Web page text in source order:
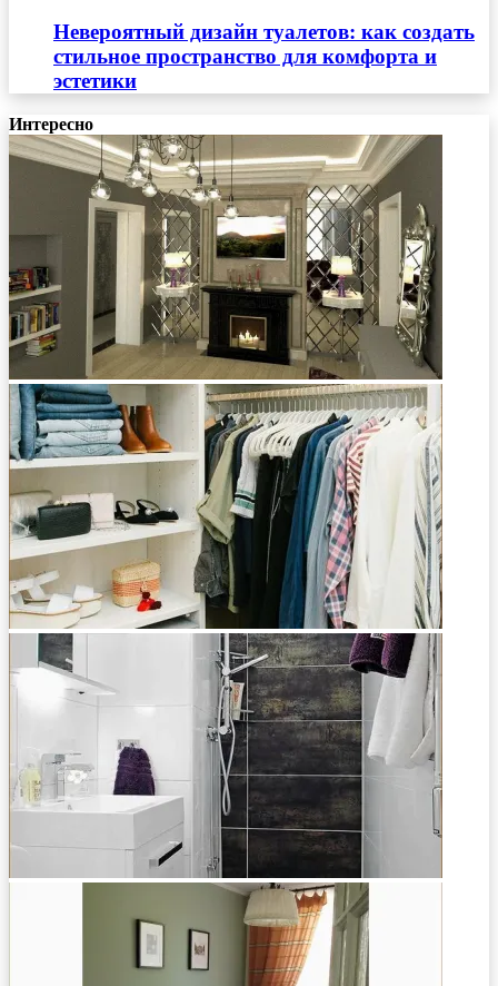
Невероятный дизайн туалетов: как создать
стильное пространство для комфорта и
эстетики
Интересно